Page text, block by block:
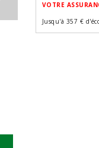
VOTRE
Jusqu'à 357 €